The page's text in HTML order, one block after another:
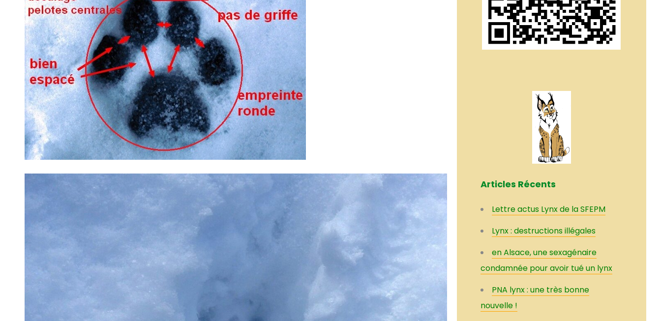
Articles Récents
Lettre actus Lynx de la SFEPM
Lynx : destructions illégales
en Alsace, une sexagénaire
condamnée pour avoir tué un lynx
PNA lynx : une très bonne
nouvelle !